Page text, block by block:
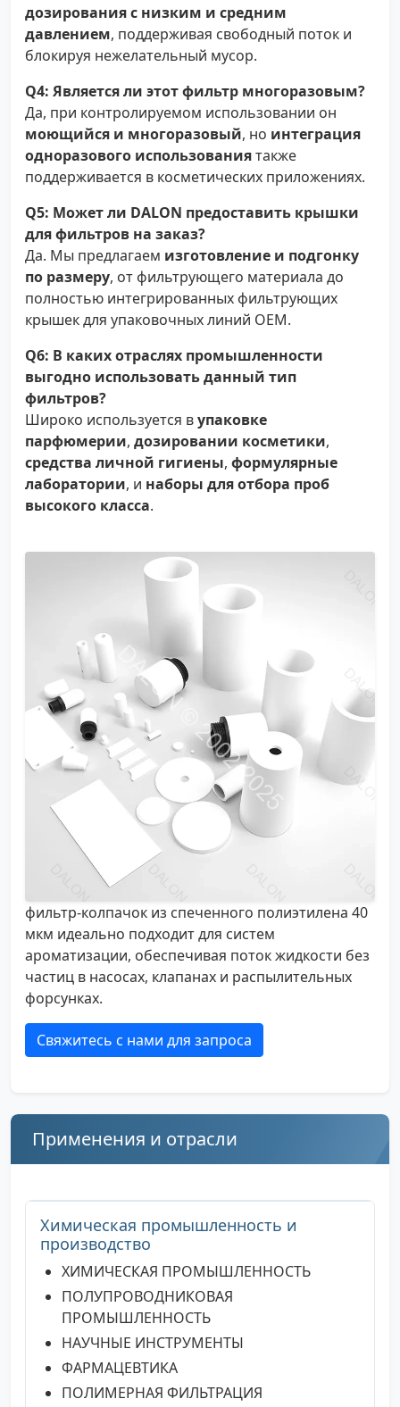
дозирования с низким и средним
давлением, поддерживая свободный поток и
блокируя нежелательный мусор.
Q4: Является ли этот фильтр многоразовым?
Да, при контролируемом использовании он
моющийся и многоразовый, но интеграция
одноразового использованиятакже
поддерживается в косметических приложениях.
Q5: Может ли DALON предоставить крышки
для фильтров на заказ?
Да. Мы предлагаем изготовление и подгонку
по размеру, от фильтрующего материала до
полностью интегрированных фильтрующих
крышек для упаковочных линий OEM.
Q6: В каких отраслях промышленности
выгодно использовать данный тип
фильтров?
Широко используется вупаковке
парфюмерии, дозировании косметики,
средства личной гигиены, формулярные
лаборатории, и наборы для отбора проб
высокого класса.
фильтр-колпачок из спеченного полиэтилена 40
мкм идеально подходит для систем
ароматизации, обеспечивая поток жидкости без
частиц в насосах, клапанах и распылительных
форсунках.
Свяжитесь с нами для запроса
Применения и отрасли
Химическая промышленность и
производство
ХИМИЧЕСКАЯ ПРОМЫШЛЕННОСТЬ
ПОЛУПРОВОДНИКОВАЯ
ПРОМЫШЛЕННОСТЬ
НАУЧНЫЕ ИНСТРУМЕНТЫ
ФАРМАЦЕВТИКА
ПОЛИМЕРНАЯ ФИЛЬТРАЦИЯ